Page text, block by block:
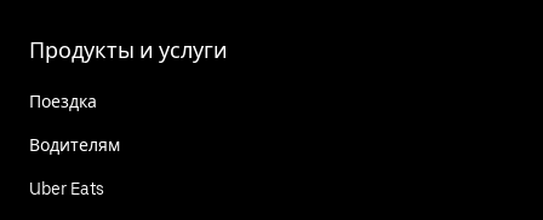
Продукты и услуги
Поездка
Водителям
Uber Eats